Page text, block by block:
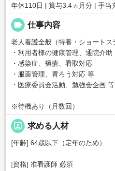
年休110日 | 賞与3.4ヵ月分 | 手当
label 仕事内容
老人看護全般（特養・ショートス
・利用者様の健康管理、通院介助
・感染症、褥瘡、看取対応
・服薬管理、胃ろう対応 等
・医療委員会活動、勉強会企画 等
※待機あり（月数回）
portrait 求める人材
[年齢] 64歳以下（定年のため）
[資格] 准看護師 必須